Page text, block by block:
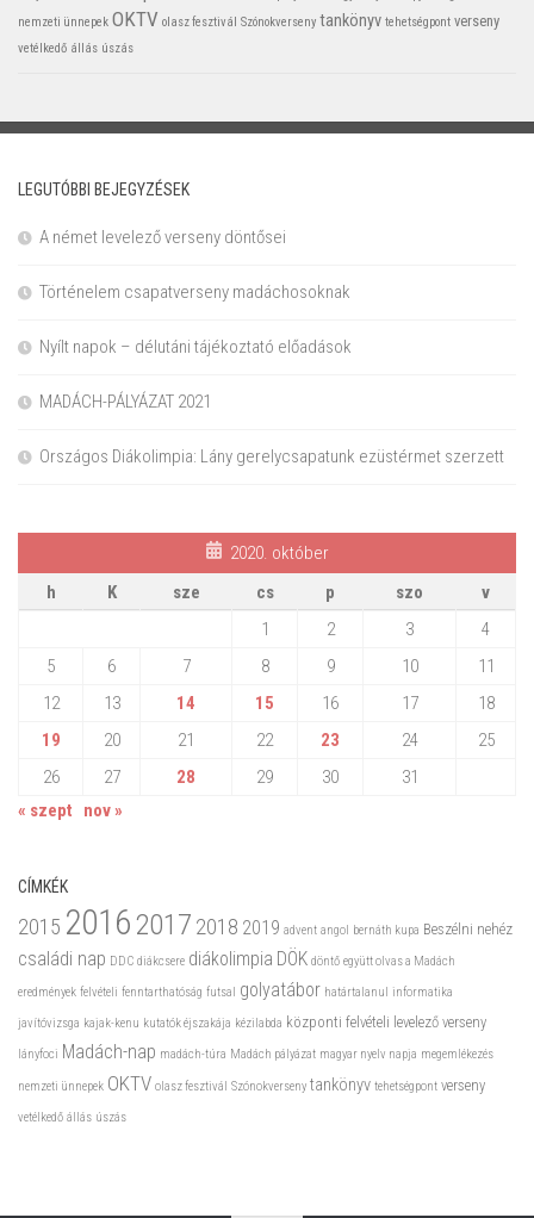
nemzeti ünnepek OKTV olasz fesztivál Szónokverseny tankönyv tehetségpont verseny
vetélkedő állás úszás
LEGUTÓBBI BEJEGYZÉSEK
A német levelező verseny döntősei
Történelem csapatverseny madáchosoknak
Nyílt napok – délutáni tájékoztató előadások
MADÁCH-PÁLYÁZAT 2021
Országos Diákolimpia: Lány gerelycsapatunk ezüstérmet szerzett
2020. október
h
K sze cs p szo
v
1
2 3
4
5
6 7 8 9 10
11
12
13 14 15 16 17
18
19
20 21 22 23 24
25
26
27 28 29 30
31
« szept
nov »
CÍMKÉK
2015 20162017 2018 2019 advent angol bernáth kupa Beszélni nehéz
családi nap DDC diákcsere diákolimpia DÖK döntő együtt olvas a Madách
eredmények felvételi fenntarthatóság futsal golyatábor határtalanul informatika
javítóvizsga kajak-kenu kutatók éjszakája kézilabda központi felvételi levelező verseny
lányfoci Madách-nap madách-túra Madách pályázat magyar nyelv napja megemlékezés
nemzeti ünnepek OKTV olasz fesztivál Szónokverseny tankönyv tehetségpont verseny
vetélkedő állás úszás